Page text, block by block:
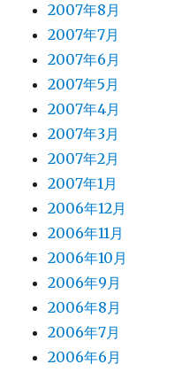
2007年8月
2007年7月
2007年6月
2007年5月
2007年4月
2007年3月
2007年2月
2007年1月
2006年12月
2006年11月
2006年10月
2006年9月
2006年8月
2006年7月
2006年6月